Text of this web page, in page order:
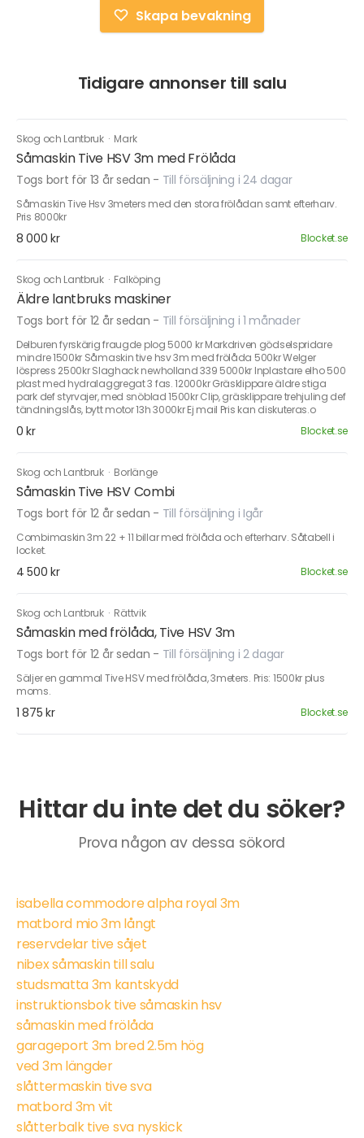
Skapa bevakning
Tidigare annonser till salu
Skog och Lantbruk · Mark
Såmaskin Tive HSV 3m med Frölåda
Togs bort för 13 år sedan - Till försäljning i 24 dagar
Såmaskin Tive Hsv 3meters med den stora frölådan samt efterharv.
Pris 8000kr
8 000 kr Blocket.se
Skog och Lantbruk · Falköping
Äldre lantbruks maskiner
Togs bort för 12 år sedan - Till försäljning i 1 månader
Delburen fyrskärig fraugde plog 5000 kr Markdriven gödselspridare
mindre 1500kr Såmaskin tive hsv 3m med frölåda 500kr Welger
löspress 2500kr Slaghack newholland 339 5000kr Inplastare elho 500
plast med hydralaggregat 3 fas. 12000kr Gräsklippare äldre stiga
park def styrvajer, med snöblad 1500kr Clip, gräsklippare trehjuling def
tändningslås, bytt motor 13h 3000kr Ej mail Pris kan diskuteras.o
0 kr Blocket.se
Skog och Lantbruk · Borlänge
Såmaskin Tive HSV Combi
Togs bort för 12 år sedan - Till försäljning i Igår
Combimaskin 3m 22 + 11 billar med frölåda och efterharv. Såtabell i
locket.
4 500 kr Blocket.se
Skog och Lantbruk · Rättvik
Såmaskin med frölåda, Tive HSV 3m
Togs bort för 12 år sedan - Till försäljning i 2 dagar
Säljer en gammal Tive HSV med frölåda, 3meters. Pris: 1500kr plus
moms.
1 875 kr Blocket.se
Hittar du inte det du söker?
Prova någon av dessa sökord
isabella commodore alpha royal 3m
matbord mio 3m långt
reservdelar tive såjet
nibex såmaskin till salu
studsmatta 3m kantskydd
instruktionsbok tive såmaskin hsv
såmaskin med frölåda
garageport 3m bred 2.5m hög
ved 3m längder
slåttermaskin tive sva
matbord 3m vit
slåtterbalk tive sva nyskick